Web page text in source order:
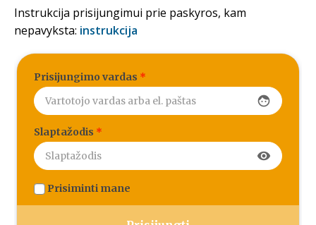
Instrukcija prisijungimui prie paskyros, kam
nepavyksta: instrukcija
Prisijungimo vardas *
face
Slaptažodis *
visibility
Prisiminti mane